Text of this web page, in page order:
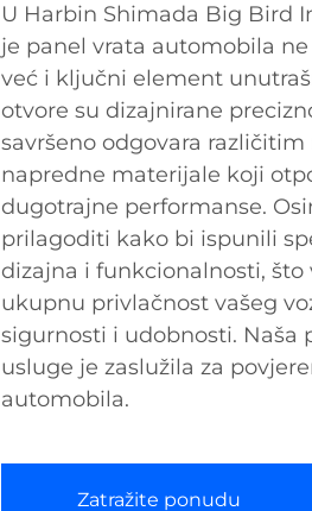
U Harbin Shimada Big Bird
je panel vrata automobila
već i ključni element
otvore su dizajnirane
savršeno odgovara
napredne materijale koji
dugotrajne performanse.
prilagoditi kako bi ispunili
dizajna i funkcionalnosti,
ukupnu privlačnost vašeg
sigurnosti i udobnosti. Naša
usluge je zaslužila za
automobila.
Zatražite ponudu